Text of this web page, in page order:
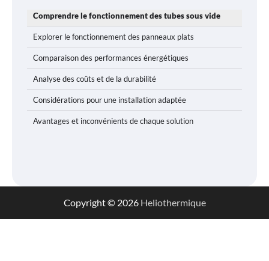
Comprendre le fonctionnement des tubes sous vide
Explorer le fonctionnement des panneaux plats
Comparaison des performances énergétiques
Analyse des coûts et de la durabilité
Considérations pour une installation adaptée
Avantages et inconvénients de chaque solution
Copyright © 2026 Heliothermique